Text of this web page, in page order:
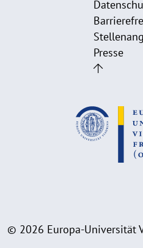
Presse
© 2026 Europa-Universität